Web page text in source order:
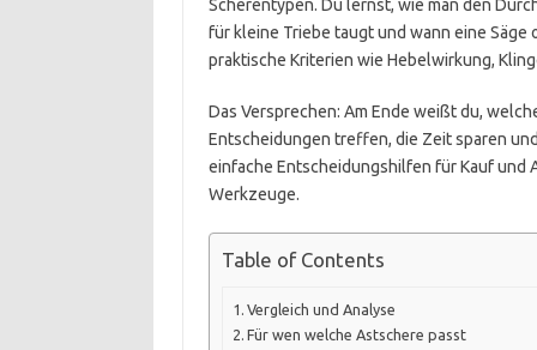
Scherentypen. Du lernst, wie man den
für kleine Triebe taugt und wann eine
praktische Kriterien wie Hebelwirkung,
Das Versprechen: Am Ende weißt du,
Entscheidungen treffen, die Zeit sparen
einfache Entscheidungshilfen für Kauf und
Werkzeuge.
Table of Contents
Vergleich und Analyse
Für wen welche Astschere passt